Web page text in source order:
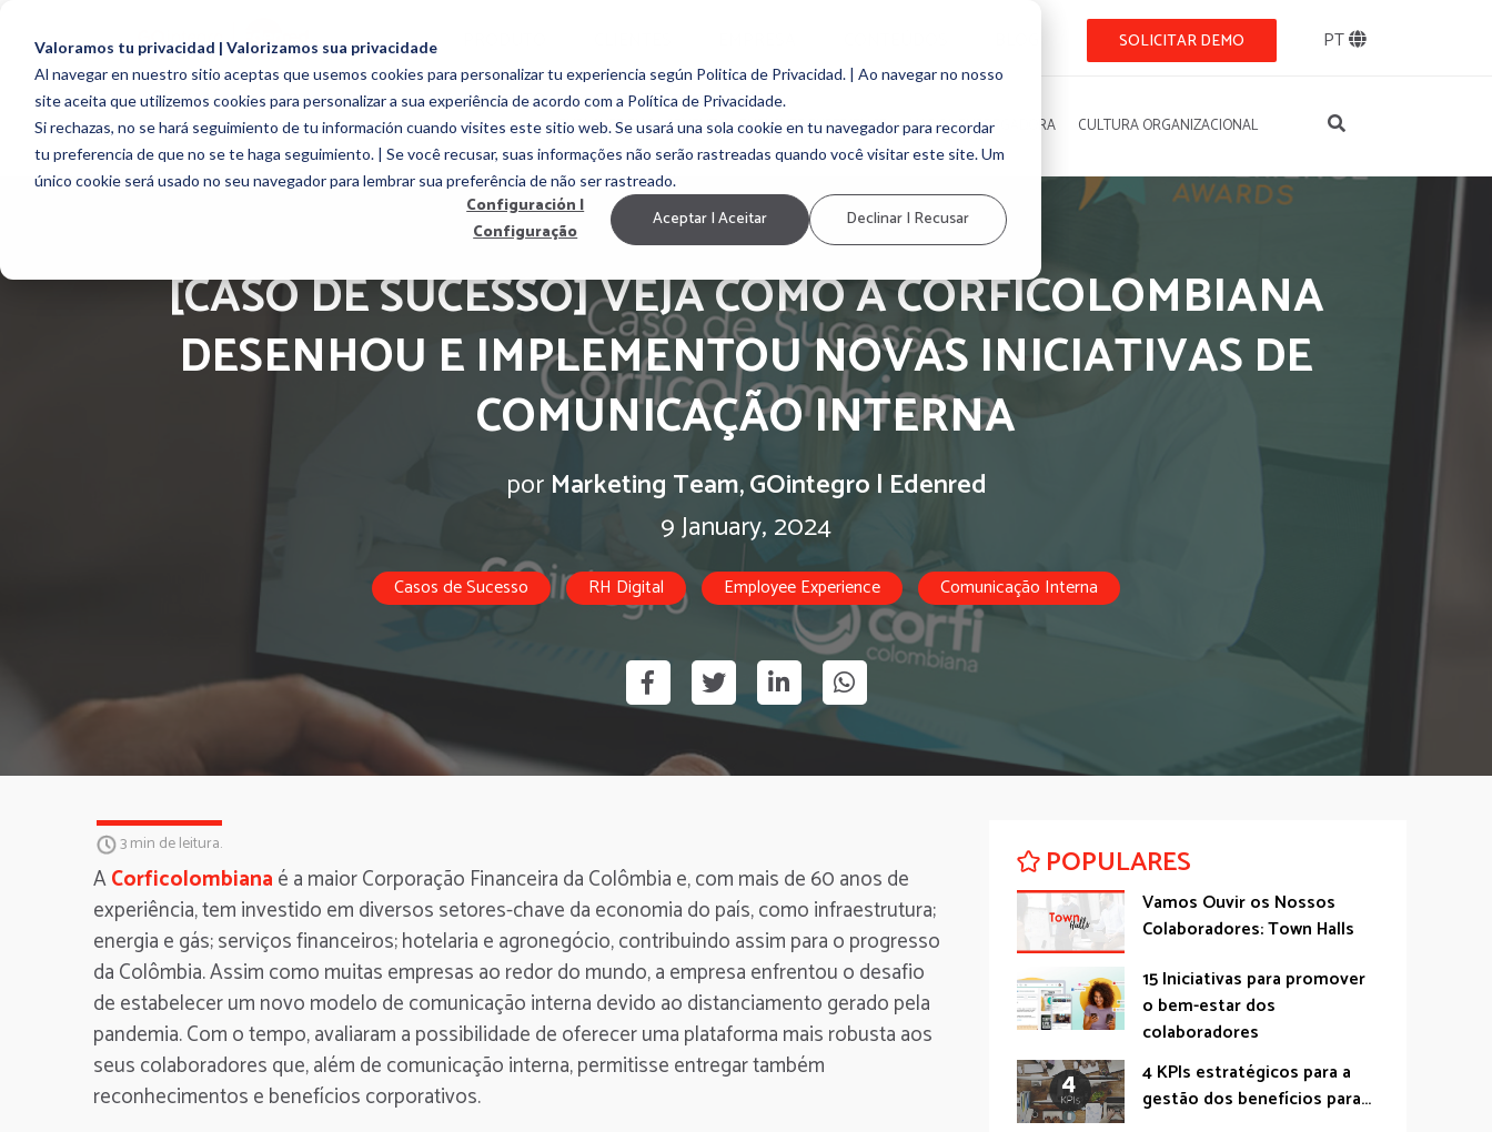
Valoramos tu privacidad | Valorizamos sua privacidade
Al navegar en nuestro sitio aceptas que usemos cookies para personalizar tu experiencia según Politica de Privacidad. | Ao navegar no nosso
site aceita que utilizemos cookies para personalizar a sua experiência de acordo com a Política de Privacidade.
Si rechazas, no se hará seguimiento de tu información cuando visites este sitio web. Se usará una sola cookie en tu navegador para recordar
tu preferencia de que no se te haga seguimiento. | Se você recusar, suas informações não serão rastreadas quando você visitar este site. Um
único cookie será usado no seu navegador para lembrar sua preferência de não ser rastreado.
Configuración |
Configuração
Aceptar | Aceitar Declinar | Recusar
SOLICITAR DEMO PT
EMPLOYEE ENGAGEMENT EMPLOYEE EXPERIENCE MARCA EMPREGADORA CULTURA ORGANIZACIONAL
[CASO DE SUCESSO] VEJA COMO A CORFICOLOMBIANA
DESENHOU E IMPLEMENTOU NOVAS INICIATIVAS DE
COMUNICAÇÃO INTERNA
por Marketing Team, GOintegro | Edenred
9 January, 2024
Casos de Sucesso RH Digital Employee Experience Comunicação Interna
3 min de leitura.
ACorficolombianaé a maior Corporação Financeira da Colômbia e, com mais de 60 anos de
experiência, tem investido em diversos setores-chave da economia do país, como infraestrutura;
energia e gás; serviços financeiros; hotelaria e agronegócio, contribuindo assim para o progresso
da Colômbia. Assim como muitas empresas ao redor do mundo, a empresa enfrentou o desafio
de estabelecer um novo modelo de comunicação interna devido ao distanciamento gerado pela
pandemia. Com o tempo, avaliaram a possibilidade de oferecer uma plataforma mais robusta aos
seus colaboradores que, além de comunicação interna, permitisse entregar também
reconhecimentos e benefícios corporativos.
POPULARES
Vamos Ouvir os Nossos
Colaboradores: Town Halls
15 Iniciativas para promover
o bem-estar dos
colaboradores
4 KPIs estratégicos para a
gestão dos benefícios para...